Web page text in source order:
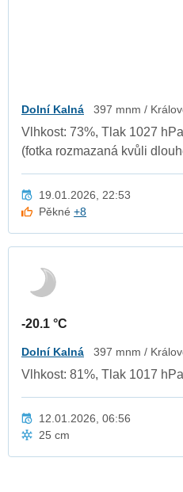
Dolní Kalná 397 mnm /
Vlhkost: 73%, Tlak 1027
(fotka rozmazaná kvůli
19.01.2026, 22:53
Pěkné+8
-20.1 °C
Dolní Kalná 397 mnm /
Vlhkost: 81%, Tlak 1017
12.01.2026, 06:56
25 cm